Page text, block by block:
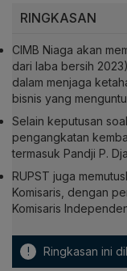
RINGKASAN
CIMB Niaga akan
dari laba bersih
dalam menjaga
bisnis yang
Selain keputusan
pengangkatan
termasuk Pandji P.
RUPST juga
Komisaris, dengan
Komisaris
! Ringkasan ini